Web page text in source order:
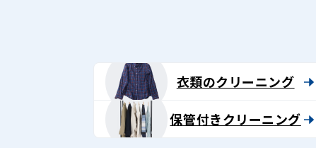
衣類のクリーニング
保管付きクリーニング